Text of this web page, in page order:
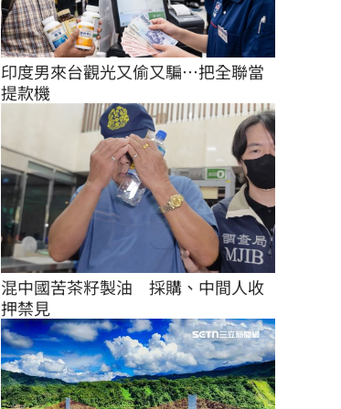
印度男來台觀光又偷又騙…把全聯當
提款機
混中國苦茶籽製油　採購、中間人收
押禁見